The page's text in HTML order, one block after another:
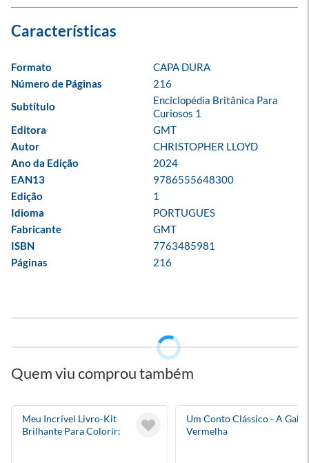
Formato
CAPA DURA
Número de Páginas
216
Subtítulo
Enciclopédia Britânica Para
Curiosos 1
Editora
GMT
Autor
CHRISTOPHER LLOYD
Ano da Edição
2024
EAN13
9786555648300
Edição
1
Idioma
PORTUGUES
Fabricante
GMT
ISBN
7763485981
Páginas
216
Quem viu comprou também
Meu Incrível Livro-Kit
Brilhante Para Colorir:
Um Conto Clássico - A
Vermelha